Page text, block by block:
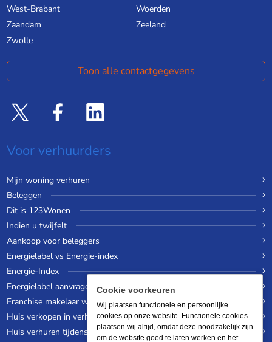
West-Brabant
Woerden
Zaandam
Zeeland
Zwolle
Toon alle contactgegevens
Voor verhuurders
Mijn woning verhuren
Beleggen
Dit is 123Wonen
Indien u twijfelt
Aankoop voor beleggers
Energielabel vs Energie-index
Energie-Index
Energielabel aanvragen
Franchise makelaar worden
Huis verkopen in verhuurde staat
Huis verhuren tijdens een wereldreis
Cookie voorkeuren
Wij plaatsen functionele en persoonlijke
cookies op onze website. Functionele cookies
plaatsen wij altijd, omdat deze noodzakelijk zijn
om de website goed te laten werken en het